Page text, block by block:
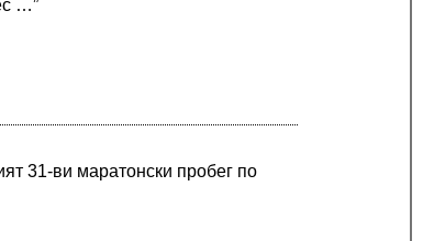
…”
31-ви маратонски пробег по